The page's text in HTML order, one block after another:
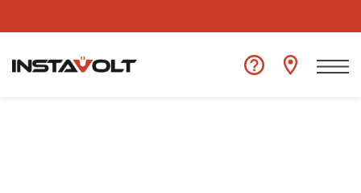
Ver outra localização